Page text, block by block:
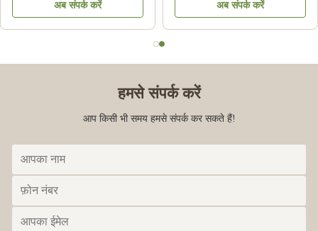
हमसे संपर्क करें
आप किसी भी समय हमसे संपर्क कर सकते हैं!